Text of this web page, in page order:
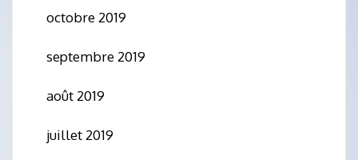
octobre 2019
septembre 2019
août 2019
juillet 2019